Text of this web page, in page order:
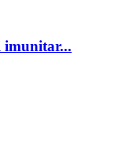
imunitar...